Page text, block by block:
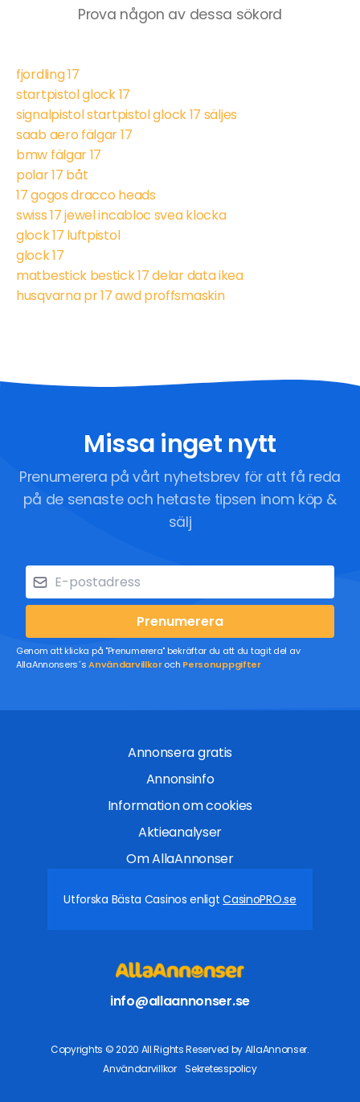
Prova någon av dessa sökord
fjordling 17
startpistol glock 17
signalpistol startpistol glock 17 säljes
saab aero fälgar 17
bmw fälgar 17
polar 17 båt
17 gogos dracco heads
swiss 17 jewel incabloc svea klocka
glock 17 luftpistol
glock 17
matbestick bestick 17 delar data ikea
husqvarna pr 17 awd proffsmaskin
Missa inget nytt
Prenumerera på vårt nyhetsbrev för att få reda
på de senaste och hetaste tipsen inom köp &
sälj
Prenumerera
Genom att klicka på "Prenumerera" bekräftar du att du tagit del av
AllaAnnonsers´sAnvändarvillkoroch Personuppgifter
Annonsera gratis
Annonsinfo
Information om cookies
Aktieanalyser
Om AllaAnnonser
Utforska Bästa Casinos enligtCasinoPRO.se
info@allaannonser.se
Copyrights © 2020 All Rights Reserved by AllaAnnonser.
Användarvillkor
Sekretesspolicy